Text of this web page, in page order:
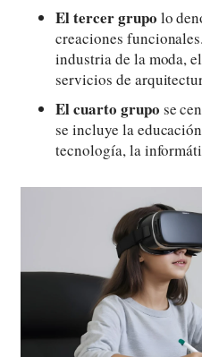
El tercer grupo lo
creaciones
industria de la moda,
servicios de
El cuarto grupo se
se incluye la
tecnología, la